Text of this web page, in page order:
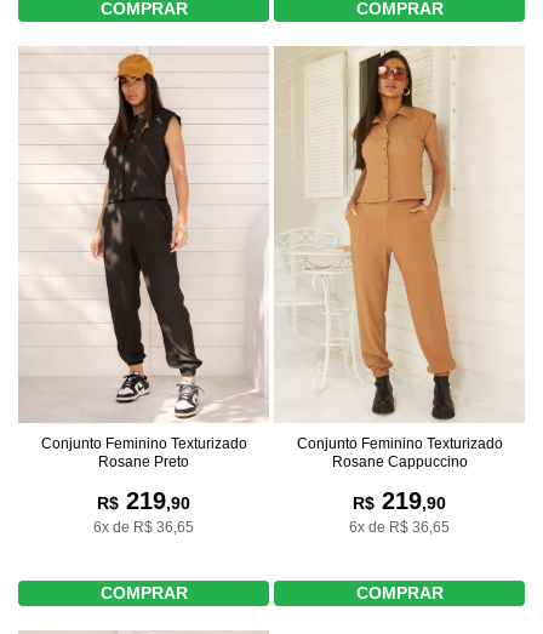
COMPRAR COMPRAR
Conjunto Feminino Texturizado
Rosane Preto
R$ 219,90
6x de R$ 36,65
COMPRAR
Conjunto Feminino Texturizado
Rosane Cappuccino
R$ 219,90
6x de R$ 36,65
COMPRAR